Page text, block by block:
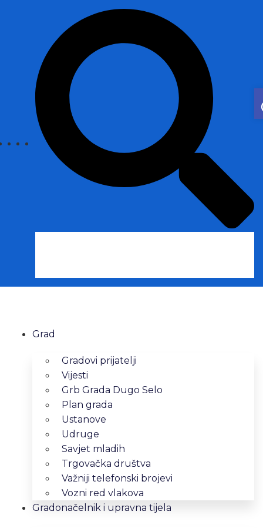
Grad
Gradovi prijatelji
Vijesti
Grb Grada Dugo Selo
Plan grada
Ustanove
Udruge
Savjet mladih
Trgovačka društva
Važniji telefonski brojevi
Vozni red vlakova
Gradonačelnik i upravna tijela